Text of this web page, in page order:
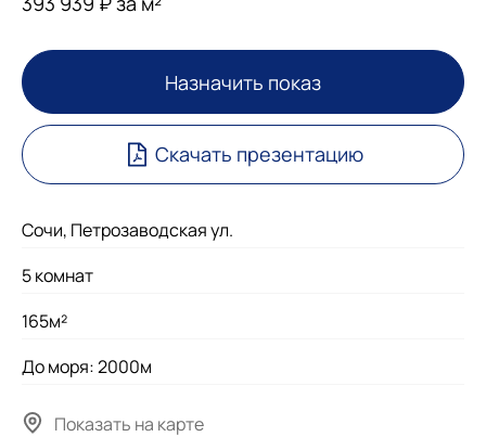
Назначить показ
Скачать презентацию
Сочи, Петрозаводская ул.
5 комнат
165м²
До моря: 2000м
Показать на карте